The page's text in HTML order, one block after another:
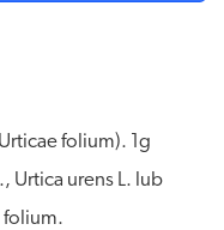
folium). 1g
Urtica urens L. lub
folium.